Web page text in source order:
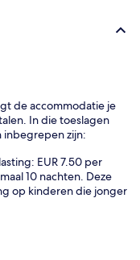
de accommodatie je
In die toeslagen
inbegrepen zijn:
EUR 7.50 per
10 nachten. Deze
op kinderen die jonger